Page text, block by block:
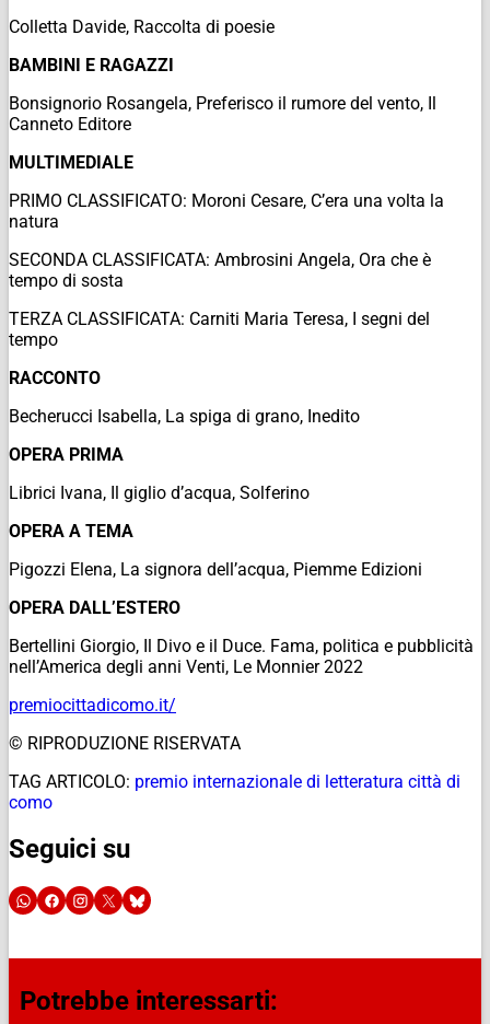
Colletta Davide, Raccolta di poesie
BAMBINI E RAGAZZI
Bonsignorio Rosangela, Preferisco il rumore del vento, Il
Canneto Editore
MULTIMEDIALE
PRIMO CLASSIFICATO: Moroni Cesare, C’era una volta la
natura
SECONDA CLASSIFICATA: Ambrosini Angela, Ora che è
tempo di sosta
TERZA CLASSIFICATA: Carniti Maria Teresa, I segni del
tempo
RACCONTO
Becherucci Isabella, La spiga di grano, Inedito
OPERA PRIMA
Librici Ivana, Il giglio d’acqua, Solferino
OPERA A TEMA
Pigozzi Elena, La signora dell’acqua, Piemme Edizioni
OPERA DALL’ESTERO
Bertellini Giorgio, Il Divo e il Duce. Fama, politica e pubblicità
nell’America degli anni Venti, Le Monnier 2022
premiocittadicomo.it/
© RIPRODUZIONE RISERVATA
TAG ARTICOLO: premio internazionale di letteratura città di
como
Seguici su
Potrebbe interessarti: